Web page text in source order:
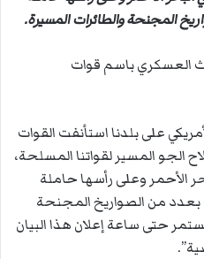
المجنحة والطائرات المسيرة.
العسكري باسم قوات
على بلدنا استأنفت القوات
الجو المسير لقواتنا المسلحة،
الأحمر وعلى رأسها حاملة
بعدد من الصواريخ المجنحة
حتى ساعة إعلان هذا البيان